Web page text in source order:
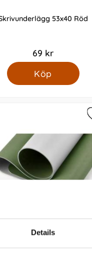
Details
53x40 Röd
69 kr
Köp
Skrivunderlägg 90x43cm